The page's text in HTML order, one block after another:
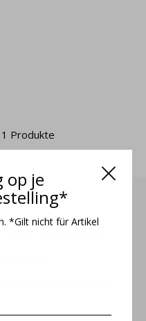
op je
*Gilt nicht für Artikel
Produkte
unseren